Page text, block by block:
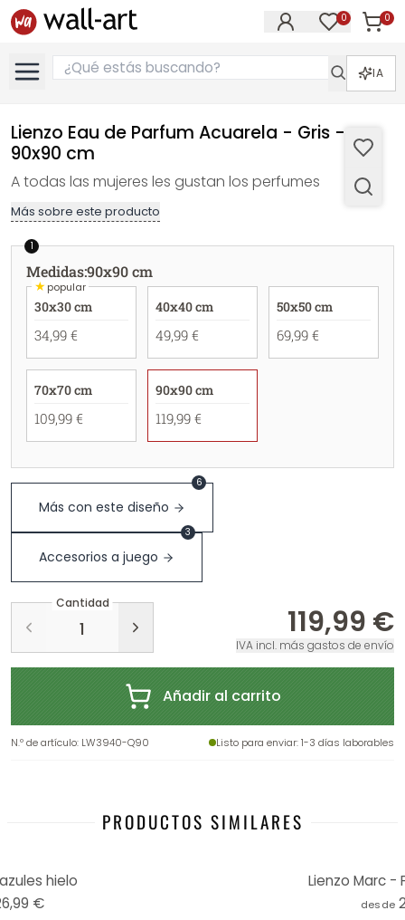
0 0
IA
Lienzo Eau de Parfum Acuarela - Gris -
90x90 cm
A todas las mujeres les gustan los perfumes
Más sobre este producto
1
Medidas:90x90 cm
★popular
30x30 cm
34,99 €
40x40 cm
49,99 €
50x50 cm
69,99 €
70x70 cm
109,99 €
90x90 cm
119,99 €
Más con este diseño
6
Accesorios a juego
3
Cantidad
119,99 €
IVA incl. más gastos de envío
Añadir al carrito
N.º de artículo: LW3940-Q90 Listo para enviar: 1-3 días laborables
PRODUCTOS SIMILARES
hielo
€
Lienzo Marc -
desde